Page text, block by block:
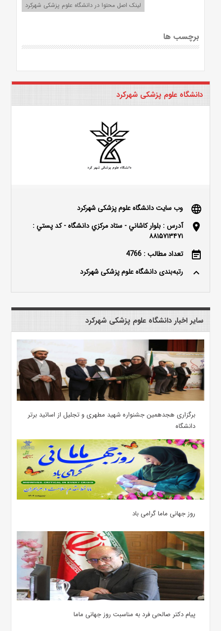
لینک اصل محتوا در دانشگاه علوم پزشکی شهرکرد
برچسب ها
دانشگاه علوم پزشکی شهرکرد
language وب سایت دانشگاه علوم پزشکی شهرکرد
location_on
آدرس : بلوار كاشاني - ستاد مركزي دانشگاه - كد پستي :
۸۸۱۵۷۱۳۴۷۱
event_note تعداد مطالب : 4766
keyboard_arrow_up رتبه‌بندی دانشگاه علوم پزشکی شهرکرد
سایر اخبار دانشگاه علوم پزشکی شهرکرد
برگزاری هجدهمین جشنواره شهید مطهری و تجلیل از اساتید برتر
دانشگاه
روز جهانی ماما گرامی باد
پیام دکتر صالحی فرد به مناسبت روز جهانی ماما